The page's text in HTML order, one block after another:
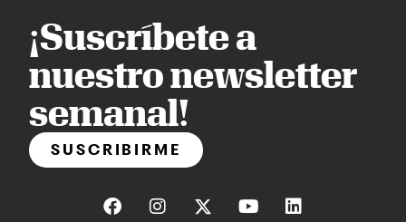
¡Suscríbete a
nuestro newsletter
semanal!
SUSCRIBIRME